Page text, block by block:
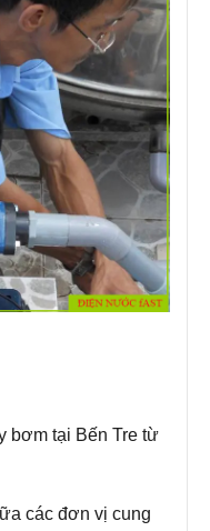
bơm tại Bến Tre từ
các đơn vị cung